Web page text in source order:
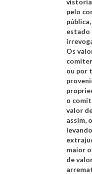
pelo
estado
Os
ou por
o
valor
assim,
maior
de